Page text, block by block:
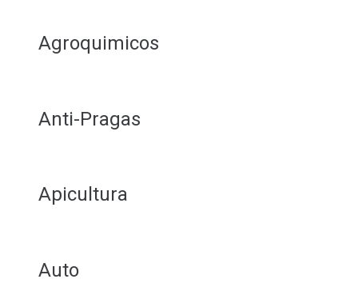
Agroquimicos
Anti-Pragas
Apicultura
Auto